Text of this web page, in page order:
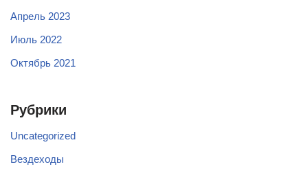
Апрель 2023
Июль 2022
Октябрь 2021
Рубрики
Uncategorized
Вездеходы